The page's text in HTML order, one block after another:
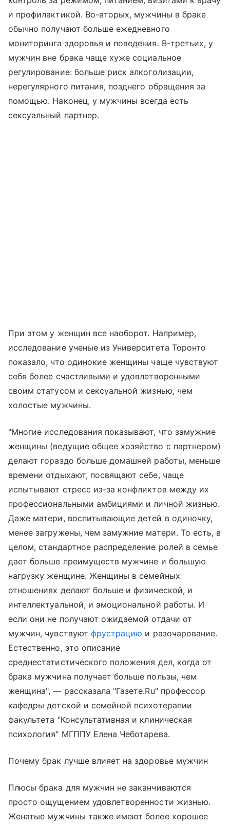
и профилактикой. Во-вторых, мужчины в браке
обычно получают больше ежедневного
мониторинга здоровья и поведения. В-третьих, у
мужчин вне брака чаще хуже социальное
регулирование: больше риск алкоголизации,
нерегулярного питания, позднего обращения за
помощью. Наконец, у мужчины всегда есть
сексуальный партнер.
При этом у женщин все наоборот. Например,
исследование ученые из Университета Торонто
показало, что одинокие женщины чаще чувствуют
себя более счастливыми и удовлетворенными
своим статусом и сексуальной жизнью, чем
холостые мужчины.
"Многие исследования показывают, что замужние
женщины (ведущие общее хозяйство с партнером)
делают гораздо больше домашней работы, меньше
времени отдыхают, посвящают себе, чаще
испытывают стресс из-за конфликтов между их
профессиональными амбициями и личной жизнью.
Даже матери, воспитывающие детей в одиночку,
менее загружены, чем замужние матери. То есть, в
целом, стандартное распределение ролей в семье
дает больше преимуществ мужчине и большую
нагрузку женщине. Женщины в семейных
отношениях делают больше и физической, и
интеллектуальной, и эмоциональной работы. И
если они не получают ожидаемой отдачи от
мужчин, чувствуют фрустрацию и разочарование.
Естественно, это описание
среднестатистического положения дел, когда от
брака мужчина получает больше пользы, чем
женщина", — рассказала "Газете.Ru" профессор
кафедры детской и семейной психотерапии
факультета "Консультативная и клиническая
психология" МГППУ Елена Чеботарева.
Почему брак лучше влияет на здоровье мужчин
Плюсы брака для мужчин не заканчиваются
просто ощущением удовлетворенности жизнью.
Женатые мужчины также имеют более хорошее